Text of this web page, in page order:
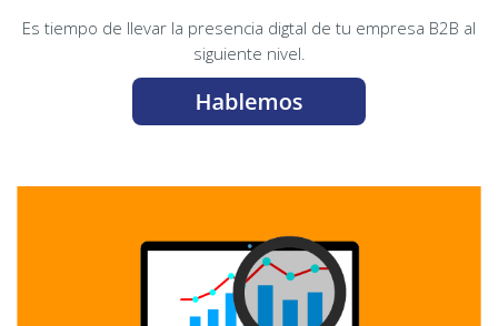
Es tiempo de llevar la presencia digtal de tu empresa B2B al
siguiente nivel.